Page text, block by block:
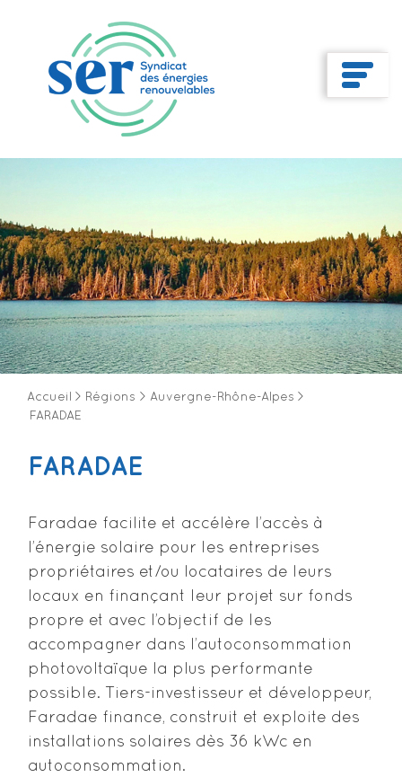
Accueil > Régions > Auvergne-Rhône-Alpes >
FARADAE
FARADAE
Faradae facilite et accélère l’accès à
l’énergie solaire pour les entreprises
propriétaires et/ou locataires de leurs
locaux en finançant leur projet sur fonds
propre et avec l’objectif de les
accompagner dans l’autoconsommation
photovoltaïque la plus performante
possible. Tiers-investisseur et développeur,
Faradae finance, construit et exploite des
installations solaires dès 36 kWc en
autoconsommation.